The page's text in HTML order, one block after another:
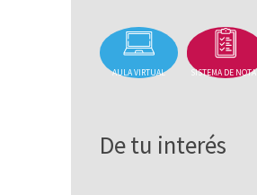
AULA VIRTUAL SISTEMA DE NOTAS
De tu interés